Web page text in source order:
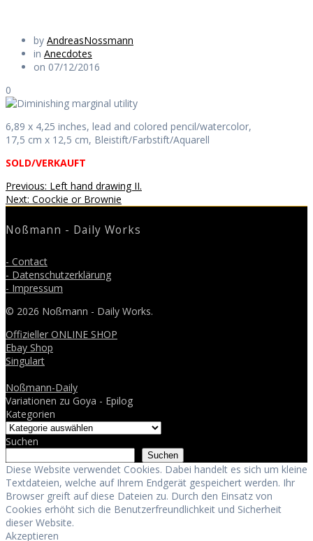
by AndreasNossmann
in Anecdotes
on 07/12/2016
0
6,89 x 4,25 inches, lead and colored pencil/watercolor,
17,5 cm x 12,5 cm, Bleistift/Farbstift/Aquarell
SOLD/VERKAUFT
Beitragsnavigation
Previous: Previous
post:
Left hand drawing II.
Next: Next
Coockie or Brownie
Noßmann - Daily Works
- Contact
- Datenschutzerklärung
- Impressum
© 2026 Noßmann - Daily Works.
Offizieller ONLINE SHOP
Ebay Shop
Singulart
Noßmann-Daily
Variationen zu Goya - Epilog
Kategorien
Suchen
Suchen
Diese Website verwendet Cookies. Dabei handelt es sich um kleine
Textdateien, welche auf Ihrem Endgerät gespeichert werden. Ihr
Browser greift auf diese Dateien zu. Durch den Einsatz von
Cookies erhöht sich die Benutzerfreundlichkeit und Sicherheit
dieser Website.
Akzeptieren